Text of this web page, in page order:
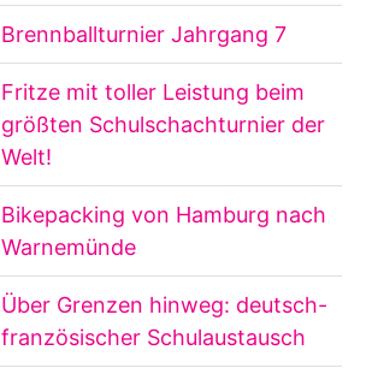
Brennballturnier Jahrgang 7
Fritze mit toller Leistung beim
größten Schulschachturnier der
Welt!
Bikepacking von Hamburg nach
Warnemünde
Über Grenzen hinweg: deutsch-
französischer Schulaustausch